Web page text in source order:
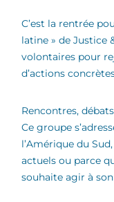
C’est la rentrée
latine » de Justice
volontaires pour
d’actions
Rencontres,
Ce groupe
l’Amérique du
actuels ou parce
souhaite agir à